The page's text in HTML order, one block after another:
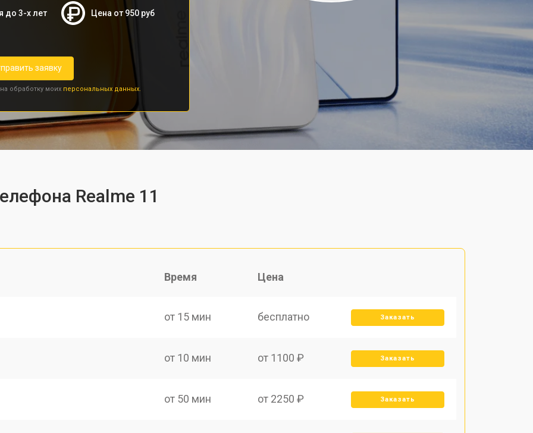
до 3-х лет Цена от 950 руб
заявку
обработку моих персональных данных.
Realme 11
Время Цена
от 15 мин бесплатно Заказать
от 10 мин от 1100 ₽ Заказать
от 50 мин от 2250 ₽ Заказать